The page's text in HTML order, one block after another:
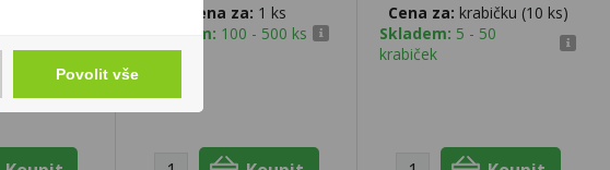
Cena za: 1 ks
Skladem: 100 - 500 ks
Cena za: krabičku (10 ks)
Skladem: 5 - 50
krabiček
Povolit vše